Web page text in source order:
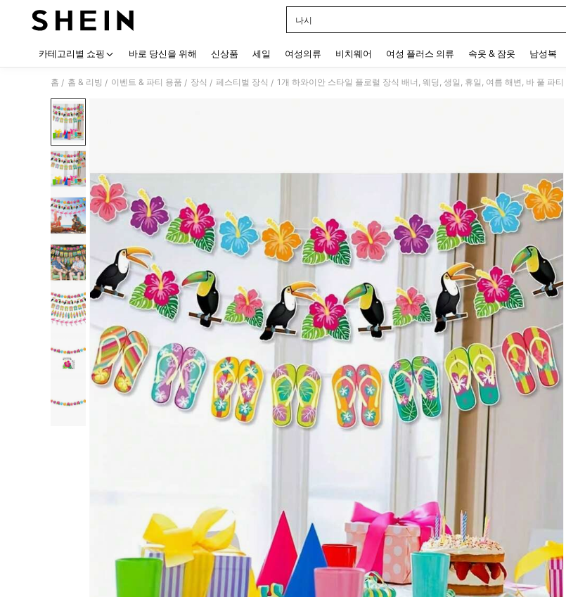
나시
카테고리별 쇼핑 바로 당신을 위해 신상품 세일 여성의류 비치웨어 여성 플러스 의류 속옷 & 잠옷 남성복
홈 / 홈 & 리빙 / 이벤트 & 파티 용품 / 장식 / 페스티벌 장식 / 1개 하와이안 스타일 플로럴 장식 배너, 웨딩, 생일, 휴일, 여름 해변, 바 풀 파